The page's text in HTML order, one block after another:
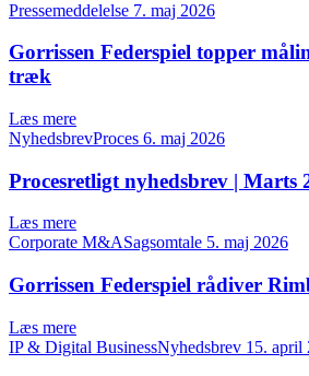
Pressemeddelelse 7. maj 2026
Gorrissen Federspiel topper
træk
Læs mere
NyhedsbrevProces 6. maj 2026
Procesretligt nyhedsbrev | Marts
Læs mere
Corporate M&ASagsomtale 5. maj 2026
Gorrissen Federspiel rådiver
Læs mere
IP & Digital BusinessNyhedsbrev 15. april